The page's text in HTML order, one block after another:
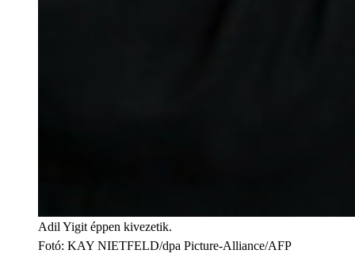
Adil Yigit éppen kivezetik.
Fotó: KAY NIETFELD/dpa Picture-Alliance/AFP